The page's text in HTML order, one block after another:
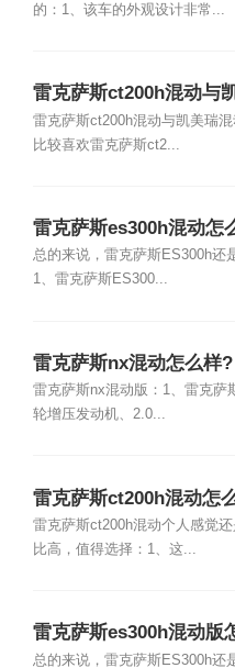
的：1、该车的外观设计非常...
雷克萨斯ct200h混动与
么样?
雷克萨斯ct200h混动与凯美瑞
比较喜欢雷克萨斯ct2...
雷克萨斯es300h混动怎
总的来说，雷克萨斯ES300h还
1、雷克萨斯ES300...
雷克萨斯nx混动怎么样?
雷克萨斯nx混动版：1、雷克萨
轮增压发动机、2.0...
雷克萨斯ct200h混动怎
雷克萨斯ct200h混动个人感觉
比高，值得选择：1、这...
雷克萨斯es300h混动版
总的来说，雷克萨斯ES300h还